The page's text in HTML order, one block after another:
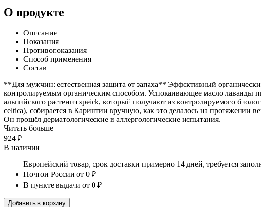
О продукте
Описание
Показания
Противопоказания
Способ применения
Состав
**Для мужчин: естественная защита от запаха** Эффективный
контролируемым органическим способом. Успокаивающее масло лаванды
альпийского растения speick, который получают из контролируемого
celtica), собирается в Каринтии вручную, как это делалось на протяжении
Он прошёл дерматологические и аллергологические испытания.
Читать больше
924 ₽
В наличии
Европейский товар, срок доставки примерно 14 дней, требуется
Почтой России от 0 ₽
В пункте выдачи от 0 ₽
Добавить в корзину